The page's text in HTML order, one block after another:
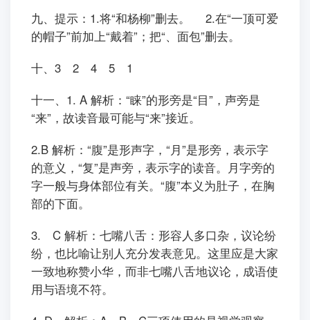
九、提示：1.将“和杨柳”删去。 2.在“一顶可爱
的帽子”前加上“戴着”；把“、面包”删去。
十、3 2 4 5 1
十一、1. A 解析：“睐”的形旁是“目”，声旁是
“来”，故读音最可能与“来”接近。
2.B 解析：“腹”是形声字，“月”是形旁，表示字
的意义，“复”是声旁，表示字的读音。月字旁的
字一般与身体部位有关。“腹”本义为肚子，在胸
部的下面。
3. C 解析：七嘴八舌：形容人多口杂，议论纷
纷，也比喻让别人充分发表意见。这里应是大家
一致地称赞小华，而非七嘴八舌地议论，成语使
用与语境不符。